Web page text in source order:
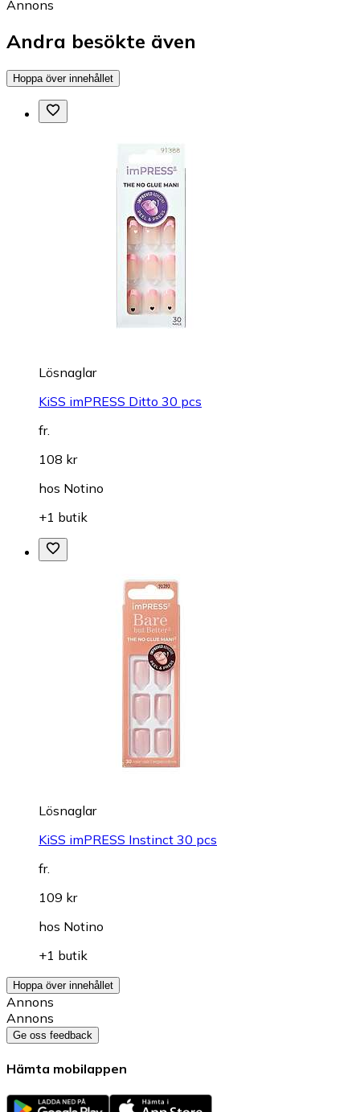
Annons
Andra besökte även
Hoppa över innehållet
Lösnaglar
KiSS imPRESS Ditto 30 pcs
fr.
108 kr
hos Notino
+1 butik
Lösnaglar
KiSS imPRESS Instinct 30 pcs
fr.
109 kr
hos Notino
+1 butik
Hoppa över innehållet
Annons
Annons
Ge oss feedback
Hämta mobilappen